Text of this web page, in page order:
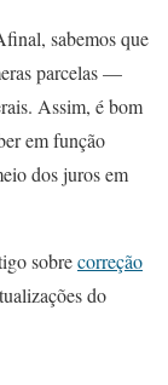
sabemos que
parcelas —
Assim, é bom
em função
dos juros em
sobrecorreção
do